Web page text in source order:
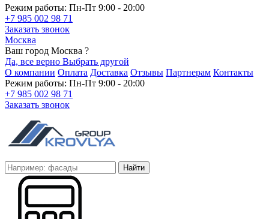
Режим работы: Пн-Пт 9:00 - 20:00
+7 985 002 98 71
Заказать звонок
Москва
Ваш город Москва ?
Да, все верно Выбрать другой
О компании Оплата Доставка Отзывы Партнерам Контакты
Режим работы: Пн-Пт 9:00 - 20:00
+7 985 002 98 71
Заказать звонок
Найти